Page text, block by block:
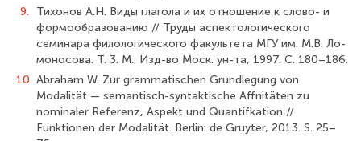
9.
Тихонов А.Н. Виды глагола и их отношение к слово- и
формообразованию // Труды аспектологического
семинара филологического факультета МГУ им. М.В. Ло­
моносова. Т. 3. М.: Изд-во Моск. ун-та, 1997. С. 180–186.
10. Abraham W. Zur grammatischen Grundlegung von
Modalität — semantisch-syntaktische Affnitäten zu
nominaler Referenz, Aspekt und Quantifkation //
Funktionen der Modalität. Berlin: de Gruyter, 2013. S. 25–